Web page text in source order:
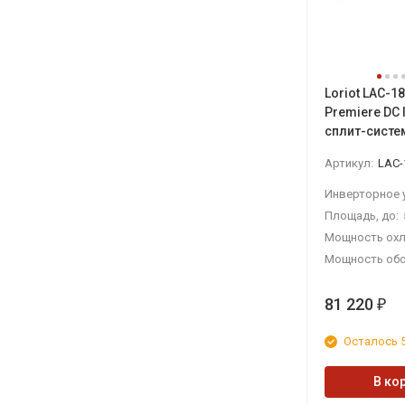
Loriot LAC-
Premiere DC
сплит-
Артикул: LAC-
Площадь, до:
Мощность
Мощность
81 220 ₽
Осталось
В